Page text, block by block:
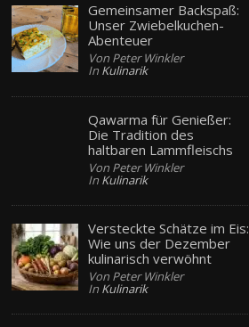
Gemeinsamer Backspaß:
Unser Zwiebelkuchen-
Abenteuer
Von Peter Winkler
In Kulinarik
Qawarma für Genießer:
Die Tradition des
haltbaren Lammfleischs
Von Peter Winkler
In Kulinarik
Versteckte Schätze im Eis:
Wie uns der Dezember
kulinarisch verwöhnt
Von Peter Winkler
In Kulinarik